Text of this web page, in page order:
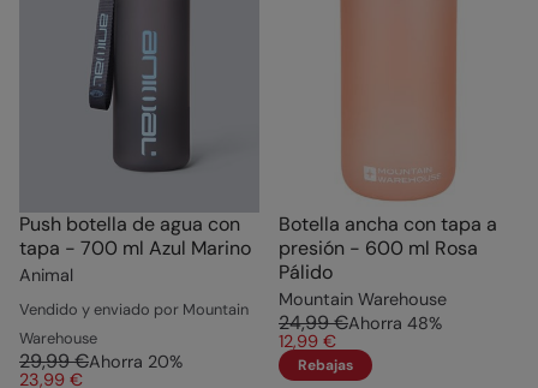
Push botella de agua con
tapa - 700 ml Azul Marino
Animal
Vendido y enviado por Mountain
Warehouse
29,99 €Ahorra 20%
23,99 €
Botella ancha con tapa a
presión - 600 ml Rosa
Pálido
Mountain Warehouse
24,99 €Ahorra 48%
12,99 €
Rebajas